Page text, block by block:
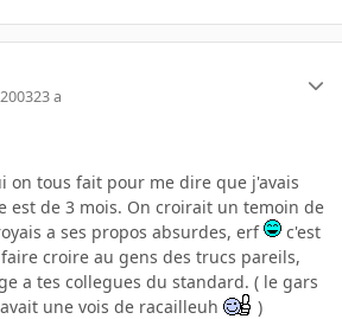
23 a
on tous fait pour me dire que j'avais
est de 3 mois. On croirait un temoin de
a ses propos absurdes, erf
c'est
croire au gens des trucs pareils,
a tes collegues du standard. ( le gars
une vois de racailleuh
)